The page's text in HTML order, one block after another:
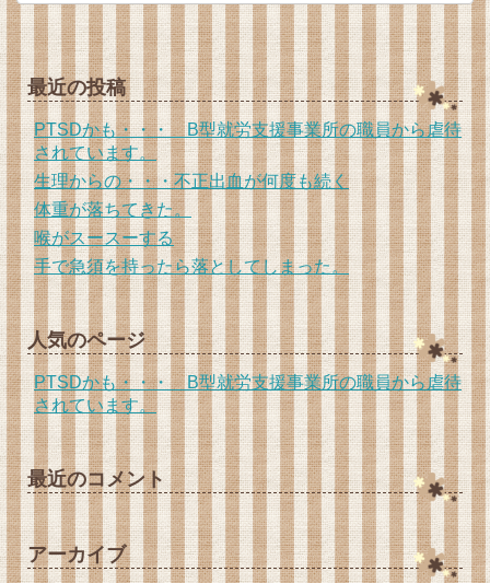
最近の投稿
PTSDかも・・・ B型就労支援事業所の職員から虐待
されています。
生理からの・・・不正出血が何度も続く
体重が落ちてきた。
喉がスースーする
手で急須を持ったら落としてしまった。
人気のページ
PTSDかも・・・ B型就労支援事業所の職員から虐待
されています。
最近のコメント
アーカイブ